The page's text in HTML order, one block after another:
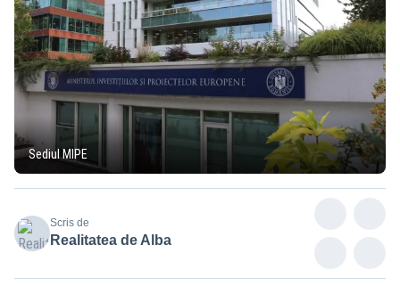
Sediul MIPE
Scris de
Realitatea de Alba